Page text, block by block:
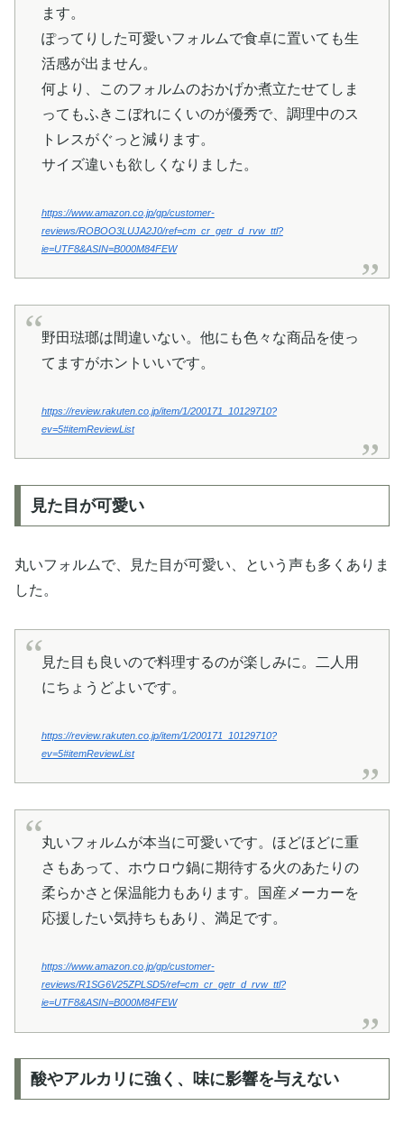
ます。
ぽってりした可愛いフォルムで食卓に置いても生
活感が出ません。
何より、このフォルムのおかげか煮立たせてしま
ってもふきこぼれにくいのが優秀で、調理中のス
トレスがぐっと減ります。
サイズ違いも欲しくなりました。
https://www.amazon.co.jp/gp/customer-
reviews/ROBOO3LUJA2J0/ref=cm_cr_getr_d_rvw_ttl?
ie=UTF8&ASIN=B000M84FEW
野田琺瑯は間違いない。他にも色々な商品を使っ
てますがホントいいです。
https://review.rakuten.co.jp/item/1/200171_10129710?
ev=5#itemReviewList
見た目が可愛い
丸いフォルムで、見た目が可愛い、という声も多くありま
した。
見た目も良いので料理するのが楽しみに。二人用
にちょうどよいです。
https://review.rakuten.co.jp/item/1/200171_10129710?
ev=5#itemReviewList
丸いフォルムが本当に可愛いです。ほどほどに重
さもあって、ホウロウ鍋に期待する火のあたりの
柔らかさと保温能力もあります。国産メーカーを
応援したい気持ちもあり、満足です。
https://www.amazon.co.jp/gp/customer-
reviews/R1SG6V25ZPLSD5/ref=cm_cr_getr_d_rvw_ttl?
ie=UTF8&ASIN=B000M84FEW
酸やアルカリに強く、味に影響を与えない